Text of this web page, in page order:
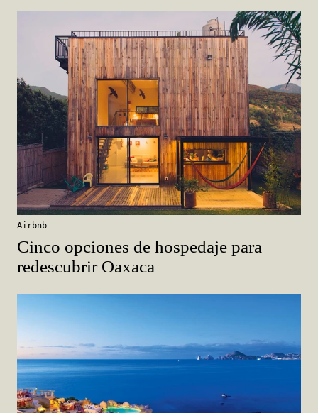
Airbnb
Cinco opciones de hospedaje para
redescubrir Oaxaca